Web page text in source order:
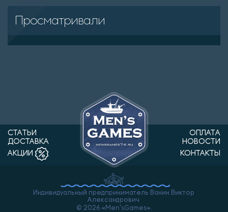
Просматривали
СТАТЬИ
ОПЛАТА
ДОСТАВКА
НОВОСТИ
АКЦИИ
КОНТАКТЫ
Индивидуальный предприниматель Ванин Виктор
Александрович.
© 2026 «Men'sGames».